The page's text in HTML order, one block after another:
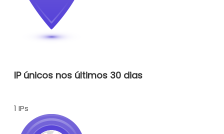
IP únicos nos últimos 30 dias
1 IPs